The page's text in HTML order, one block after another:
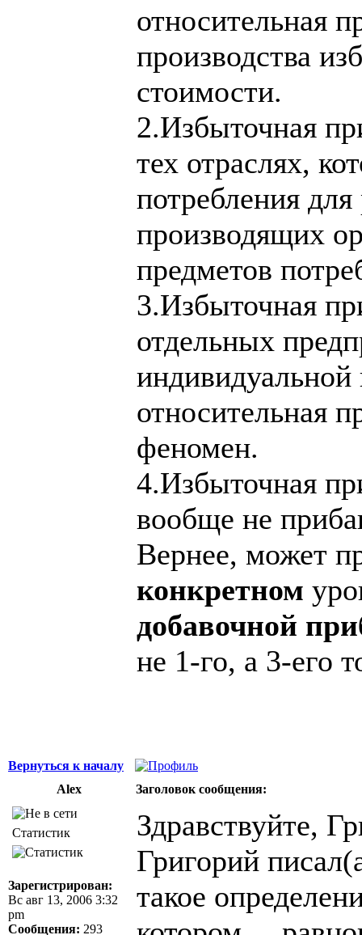
относительная
производства
стоимости.
2.Избыточная
тех отраслях,
потребления
производящих
предметов
3.Избыточная
отдельных
относительная
феномен.
4.Избыточная
вообще не
Вернее, может
конкретном
добавочной
не 1-го, а 3-его
Вернуться к началу
Alex
Заголовок сообщения:
Статистик
Зарегистрирован:
Вс авг 13, 2006 3:32
pm
Сообщения: 293
Здравствуйте,
Григорий
такое